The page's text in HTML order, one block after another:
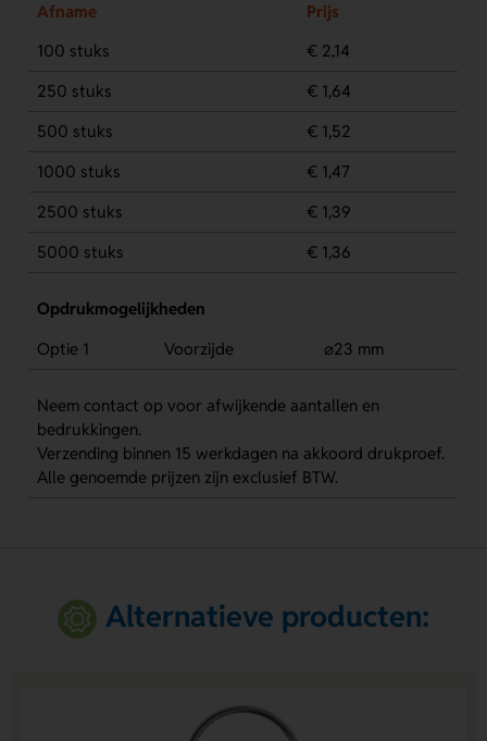
Afname
Prijs
100 stuks
€ 2,14
250 stuks
€ 1,64
500 stuks
€ 1,52
1000 stuks
€ 1,47
2500 stuks
€ 1,39
5000 stuks
€ 1,36
Opdrukmogelijkheden
Optie 1
Voorzijde ⌀23 mm
Neem contact op voor afwijkende aantallen en
bedrukkingen.
Verzending binnen 15 werkdagen na akkoord drukproef.
Alle genoemde prijzen zijn exclusief BTW.
Alternatieve producten: